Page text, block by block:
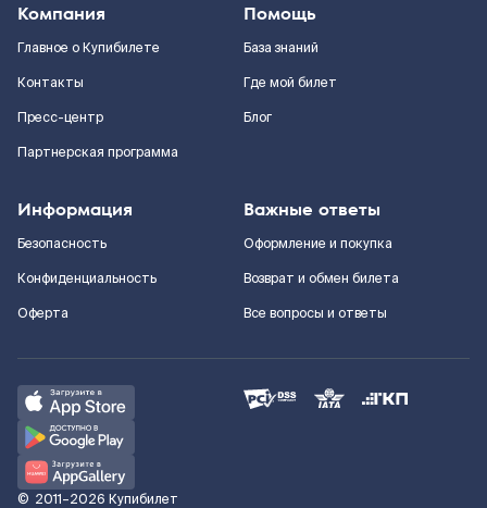
Компания
Главное о Купибилете
Контакты
Пресс-центр
Партнерская программа
Помощь
База знаний
Где мой билет
Блог
Информация
Безопасность
Конфиденциальность
Оферта
Важные ответы
Оформление и покупка
Возврат и обмен билета
Все вопросы и ответы
© 2011–2026 Купибилет